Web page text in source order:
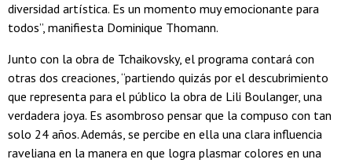
diversidad artística. Es un momento muy emocionante para
todos”, manifiesta Dominique Thomann.
Junto con la obra de Tchaikovsky, el programa contará con
otras dos creaciones, “partiendo quizás por el descubrimiento
que representa para el público la obra de Lili Boulanger, una
verdadera joya. Es asombroso pensar que la compuso con tan
solo 24 años. Además, se percibe en ella una clara influencia
raveliana en la manera en que logra plasmar colores en una